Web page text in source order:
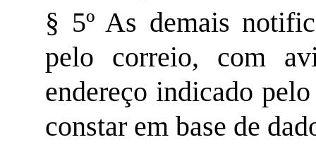
§ 5º As demais
pelo correio, com
endereço indicado
constar em base de